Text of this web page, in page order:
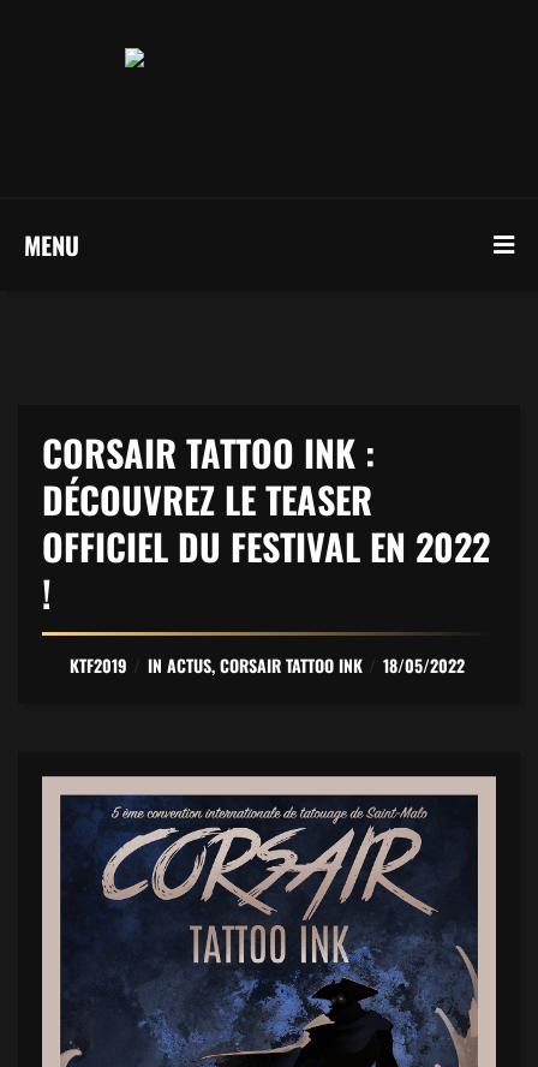
MENU
CORSAIR TATTOO INK :
DÉCOUVREZ LE TEASER
OFFICIEL DU FESTIVAL EN 2022
!
KTF2019 IN ACTUS,CORSAIR TATTOO INK 18/05/2022